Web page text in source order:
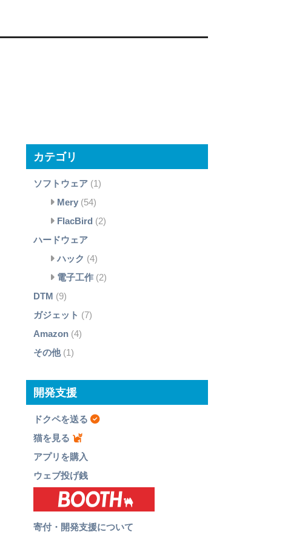
カテゴリ
ソフトウェア(1)
Mery (54)
FlacBird (2)
ハードウェア
ハック (4)
電子工作 (2)
DTM (9)
ガジェット (7)
Amazon(4)
その他(1)
開発支援
ドクペを送る
猫を見る
アプリを購入
ウェブ投げ銭
寄付・開発支援について